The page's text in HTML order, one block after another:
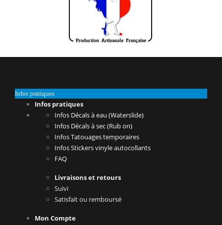
Infos pratiques
Infos pratiques
Infos Décals à eau (Waterslide)
Infos Décals à sec (Rub on)
Infos Tatouages temporaires
Infos Stickers vinyle autocollants
FAQ
Livraisons et retours
Suivi
Satisfait ou remboursé
Mon Compte